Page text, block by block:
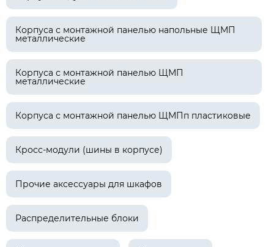
Корпуса с монтажной панелью напольные ЩМП
металлические
Корпуса с монтажной панелью ЩМП
металлические
Корпуса с монтажной панелью ЩМПп пластиковые
Кросс-модули (шины в корпусе)
Прочие аксессуары для шкафов
Распределительные блоки